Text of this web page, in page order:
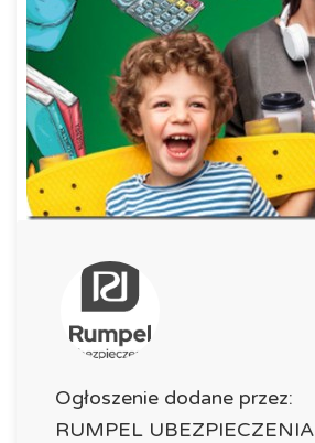
Ogłoszenie dodane przez:
RUMPEL UBEZPIECZENIA